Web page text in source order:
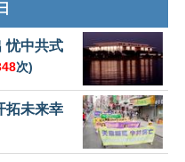
忧中共式
次)
拓未来幸